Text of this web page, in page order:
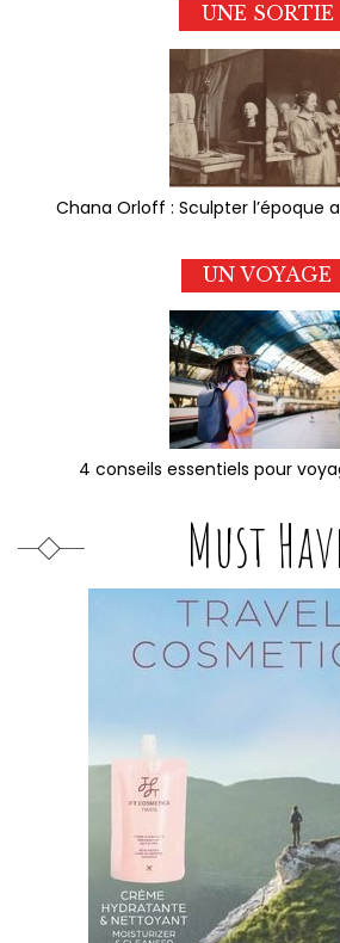
UNE SORTIE
Chana Orloff : Sculpter l’époque
UN VOYAGE
4 conseils essentiels pour
Must